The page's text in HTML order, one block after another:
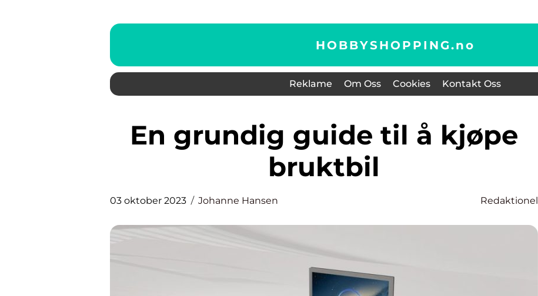
HOBBYSHOPPING.no
Reklame Om Oss Cookies Kontakt Oss
En grundig guide til å kjøpe
bruktbil
03 oktober 2023 Johanne Hansen Redaktionel